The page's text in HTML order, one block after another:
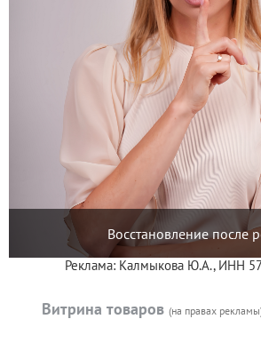
Восстановление после
Реклама: Калмыкова Ю.А., ИНН
Витрина товаров (на правах